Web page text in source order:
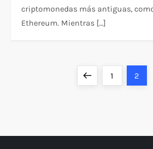
criptomonedas más antiguas,
Ethereum. Mientras […]
PreviousPage
1 Page
2